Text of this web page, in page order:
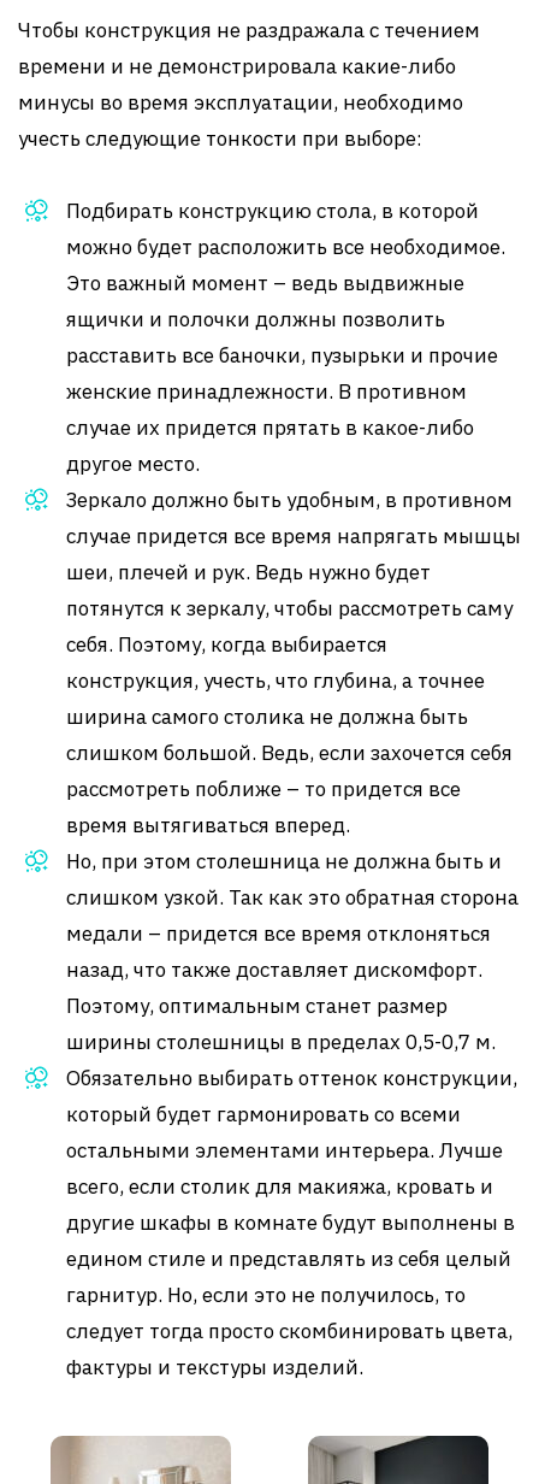
Чтобы конструкция не раздражала с течением
времени и не демонстрировала какие-либо
минусы во время эксплуатации, необходимо
учесть следующие тонкости при выборе:
Подбирать конструкцию стола, в которой
можно будет расположить все необходимое.
Это важный момент – ведь выдвижные
ящички и полочки должны позволить
расставить все баночки, пузырьки и прочие
женские принадлежности. В противном
случае их придется прятать в какое-либо
другое место.
Зеркало должно быть удобным, в противном
случае придется все время напрягать мышцы
шеи, плечей и рук. Ведь нужно будет
потянутся к зеркалу, чтобы рассмотреть саму
себя. Поэтому, когда выбирается
конструкция, учесть, что глубина, а точнее
ширина самого столика не должна быть
слишком большой. Ведь, если захочется себя
рассмотреть поближе – то придется все
время вытягиваться вперед.
Но, при этом столешница не должна быть и
слишком узкой. Так как это обратная сторона
медали – придется все время отклоняться
назад, что также доставляет дискомфорт.
Поэтому, оптимальным станет размер
ширины столешницы в пределах 0,5-0,7 м.
Обязательно выбирать оттенок конструкции,
который будет гармонировать со всеми
остальными элементами интерьера. Лучше
всего, если столик для макияжа, кровать и
другие шкафы в комнате будут выполнены в
едином стиле и представлять из себя целый
гарнитур. Но, если это не получилось, то
следует тогда просто скомбинировать цвета,
фактуры и текстуры изделий.